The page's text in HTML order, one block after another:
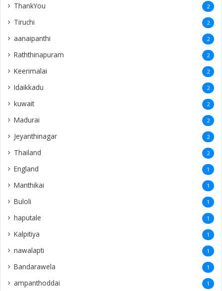
ThankYou 2
Tiruchi 2
aanaipanthi 2
Raththinapuram 2
Keerimalai 2
Idaikkadu 2
kuwait 2
Madurai 2
Jeyanthinagar 2
Thailand 2
England 1
Manthikai 1
Buloli 1
haputale 1
Kalpitiya 1
nawalapti 1
Bandarawela 1
ampanthoddai 1